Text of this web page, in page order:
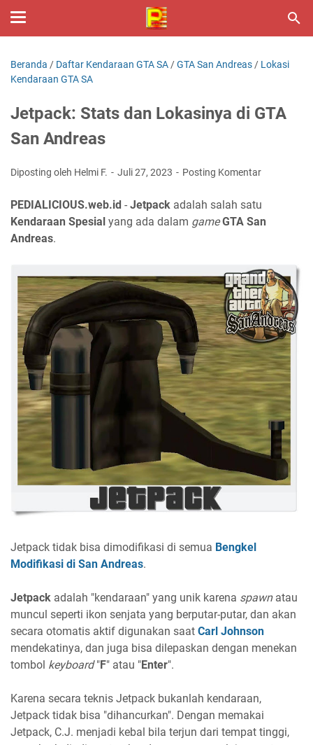
Beranda / Daftar Kendaraan GTA SA /GTA San Andreas / Lokasi
Kendaraan GTA SA
Jetpack: Stats dan Lokasinya di GTA
San Andreas
Diposting oleh Helmi F. Juli 27, 2023 Posting Komentar
PEDIALICIOUS.web.id - Jetpack adalah salah satu
Kendaraan Spesial yang ada dalam game GTA San
Andreas.
Jetpack tidak bisa dimodifikasi di semua Bengkel
Modifikasi di San Andreas.
Jetpack adalah "kendaraan" yang unik karena spawnatau
muncul seperti ikon senjata yang berputar-putar, dan akan
secara otomatis aktif digunakan saat Carl Johnson
mendekatinya, dan juga bisa dilepaskan dengan menekan
tombol keyboard"F" atau "Enter".
Karena secara teknis Jetpack bukanlah kendaraan,
Jetpack tidak bisa "dihancurkan". Dengan memakai
Jetpack, C.J. menjadi kebal bila terjun dari tempat tinggi,